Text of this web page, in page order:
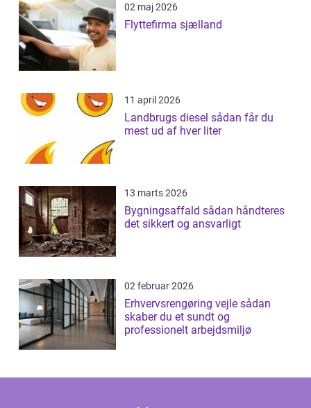
02 maj 2026
Flyttefirma sjælland
11 april 2026
Landbrugs diesel sådan får du
mest ud af hver liter
13 marts 2026
Bygningsaffald sådan håndteres
det sikkert og ansvarligt
02 februar 2026
Erhvervsrengøring vejle sådan
skaber du et sundt og
professionelt arbejdsmiljø